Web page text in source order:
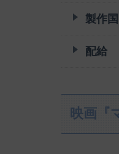
製作国
配給
映画『